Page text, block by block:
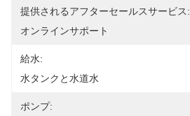
提供されるアフターセールスサービス:
オンラインサポート
給水:
水タンクと水道水
ポンプ: